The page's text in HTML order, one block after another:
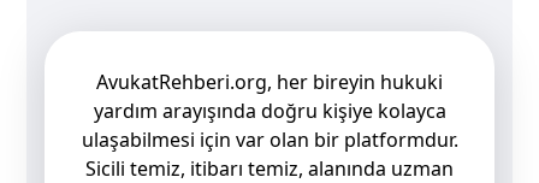
AvukatRehberi.org, her bireyin hukuki
yardım arayışında doğru kişiye kolayca
ulaşabilmesi için var olan bir platformdur.
Sicili temiz, itibarı temiz, alanında uzman